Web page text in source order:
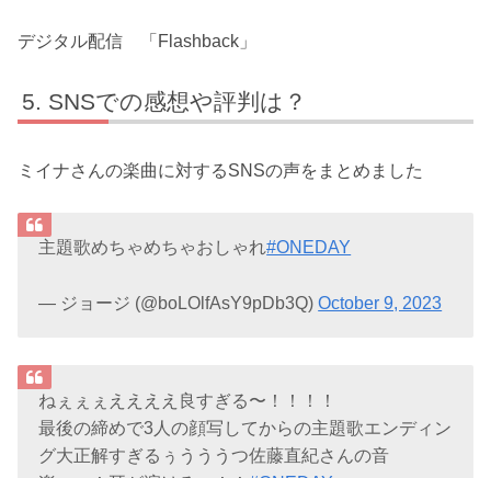
デジタル配信 「Flashback」
SNSでの感想や評判は？
ミイナさんの楽曲に対するSNSの声をまとめました
主題歌めちゃめちゃおしゃれ#ONEDAY
— ジョージ (@boLOlfAsY9pDb3Q)October 9, 2023
ねぇぇぇええええ良すぎる〜！！！！
最後の締めで3人の顔写してからの主題歌エンディン
グ大正解すぎるぅうううつ佐藤直紀さんの音